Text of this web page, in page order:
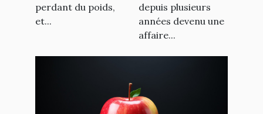
perdant du poids,
et...
depuis plusieurs
années devenu une
affaire...